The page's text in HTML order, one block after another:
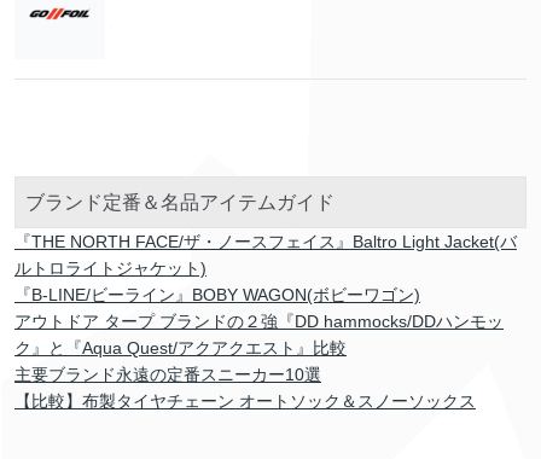
ブランド定番＆名品アイテムガイド
『THE NORTH FACE/ザ・ノースフェイス』Baltro Light Jacket(バ
ルトロライトジャケット)
『B-LINE/ビーライン』BOBY WAGON(ボビーワゴン)
アウトドア タープ ブランドの２強『DD hammocks/DDハンモッ
ク』と『Aqua Quest/アクアクエスト』比較
主要ブランド永遠の定番スニーカー10選
【比較】布製タイヤチェーン オートソック＆スノーソックス